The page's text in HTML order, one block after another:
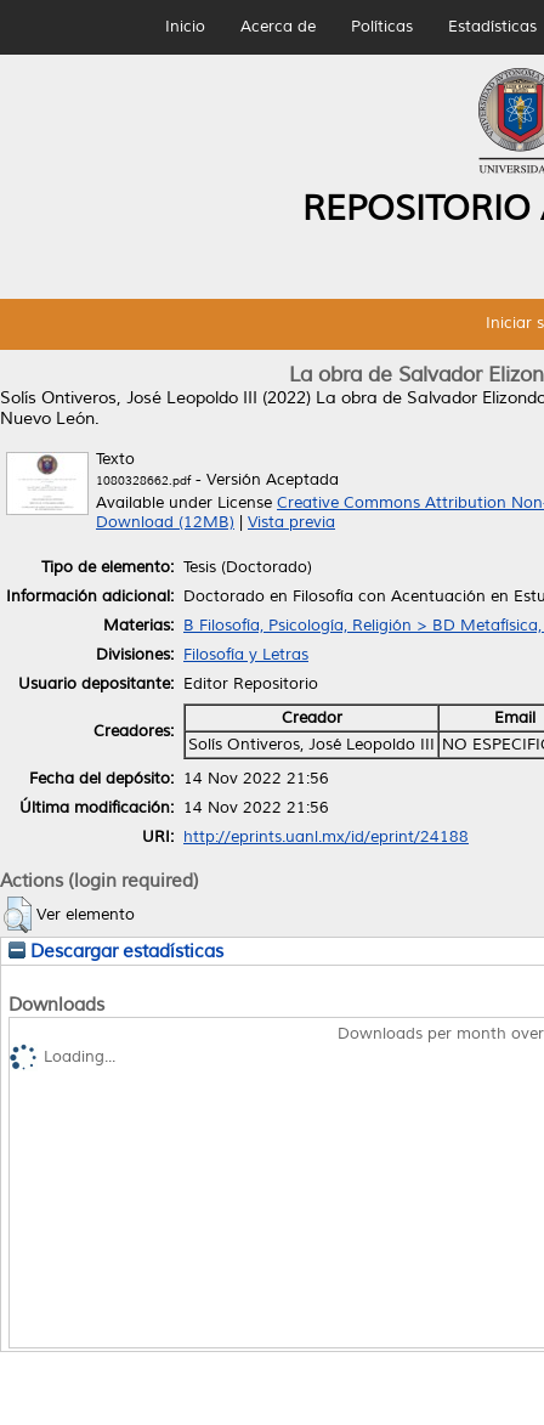
Inicio Acerca de Políticas Estadísticas
Iniciar
La obra de Salvador
Solís Ontiveros, José Leopoldo III (2022) La obra de Salvador
Nuevo León.
Texto
1080328662.pdf- Versión Aceptada
Available under License Creative Commons Attribution
Download (12MB)
Vista previa
Tipo de elemento: Tesis (Doctorado)
Información adicional: Doctorado en Filosofía con Acentuación en
Materias: B Filosofía, Psicología, Religión > BD
Divisiones: Filosofía y Letras
Usuario depositante: Editor Repositorio
Creadores:
Creador
Email
Solís Ontiveros, José Leopoldo III NO
Fecha del depósito: 14 Nov 2022 21:56
Última modificación: 14 Nov 2022 21:56
URI: http://eprints.uanl.mx/id/eprint/24188
Actions (login required)
Ver elemento
Descargar estadísticas
Downloads
Downloads per month
Loading...